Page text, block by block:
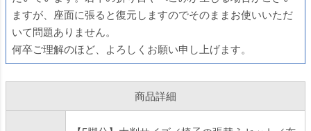
ますが、座面に張ると復元しますのでそのままお使いいただ
いて問題ありません。
何卒ご理解のほど、よろしくお願い申し上げます。
商品詳細